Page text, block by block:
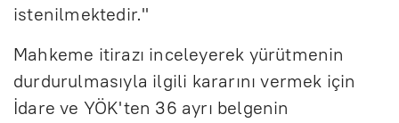
istenilmektedir."
Mahkeme itirazı inceleyerek yürütmenin
durdurulmasıyla ilgili kararını vermek için
İdare ve YÖK'ten 36 ayrı belgenin